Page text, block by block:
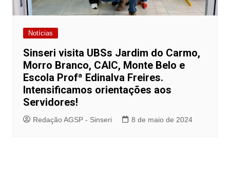
Notícias
Sinseri visita UBSs Jardim do Carmo,
Morro Branco, CAIC, Monte Belo e
Escola Profª Edinalva Freires.
Intensificamos orientações aos
Servidores!
Redação AGSP - Sinseri 8 de maio de 2024